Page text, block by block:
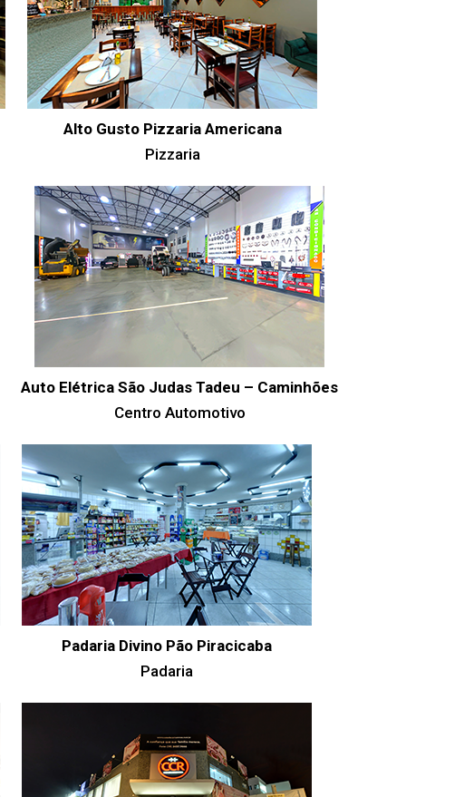
Alto Gusto Pizzaria Americana
Pizzaria
Auto Elétrica São Judas Tadeu – Caminhões
Centro Automotivo
Padaria Divino Pão Piracicaba
Padaria